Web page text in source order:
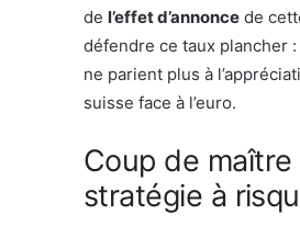
de l’effet d’annonce de
défendre ce taux plancher
ne parient plus à
suisse face à l’euro.
Coup de maître
stratégie à